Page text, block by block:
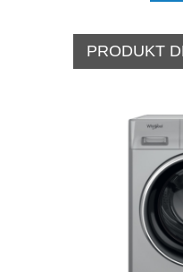
PRODUKT